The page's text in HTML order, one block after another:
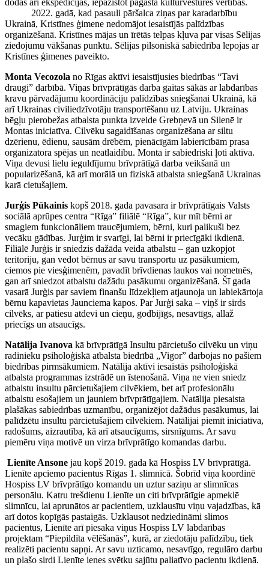
2022. gadā, kad pasauli pāršalca ziņas par karadarbību
Ukrainā, Kristīnes ģimene nedomājot iesaistījās palīdzības
organizēšanā. Kristīnes mājas un īrētās telpas kļuva par visas Sēlijas
ziedojumu vākšanas punktu. Sēlijas pilsoniskā sabiedrība lepojas ar
Kristīnes ģimenes paveikto.
Monta Vecozola no Rīgas aktīvi iesaistījusies biedrības “Tavi
draugi” darbībā. Viņas brīvprātīgās darba gaitas sākās ar labdarības
kravu pārvadājumu koordināciju palīdzības sniegšanai Ukrainā, kā
arī Ukrainas civiliedzīvotāju transportēšanu uz Latviju. Ukrainas
bēgļu pierobežas atbalsta punkta izveide Grebņevā un Silenē ir
Montas iniciatīva. Cilvēku sagaidīšanas organizēšana ar siltu
dzērienu, ēdienu, sausām drēbēm, pienācīgām labierīcībām prasa
organizatora spējas un neatlaidību. Monta ir sabiedriski ļoti aktīva.
Viņa devusi lielu ieguldījumu brīvprātīgā darba veikšanā un
popularizēšanā, kā arī morālā un fiziskā atbalsta sniegšanā Ukrainas
karā cietušajiem.
Jurģis Pūkainis kopš 2018. gada pavasara ir brīvprātīgais Valsts
sociālā aprūpes centra “Rīga” filiālē “Rīga”, kur mīt bērni ar
smagiem funkcionāliem traucējumiem, bērni, kuri palikuši bez
vecāku gādības. Jurģim ir svarīgi, lai bērni ir priecīgāki ikdienā.
Filiālē Jurģis ir sniedzis dažāda veida atbalstu – gan uzkopjot
teritoriju, gan vedot bērnus ar savu transportu uz pasākumiem,
ciemos pie viesģimenēm, pavadīt brīvdienas laukos vai nometnēs,
gan arī sniedzot atbalstu dažādu pasākumu organizēšanā. Šī gada
vasarā Jurģis par saviem finanšu līdzekļiem atjaunoja un labiekārtoja
bērnu kapavietas Jaunciema kapos. Par Jurģi saka – viņš ir sirds
cilvēks, ar patiesu atdevi un cieņu, godbijīgs, nesavtīgs, allaž
priecīgs un atsaucīgs.
Natālija Ivanova kā brīvprātīgā Insultu pārcietušo cilvēku un viņu
radinieku psiholoģiskā atbalsta biedrībā „Vigor” darbojas no pašiem
biedrības pirmsākumiem. Natālija aktīvi iesaistās psiholoģiskā
atbalsta programmas izstrādē un īstenošanā. Viņa ne vien sniedz
atbalstu insultu pārcietušajiem cilvēkiem, bet arī profesionālu
atbalstu esošajiem un jauniem brīvprātīgajiem. Natālija piesaista
plašākas sabiedrības uzmanību, organizējot dažādus pasākumus, lai
palīdzētu insultu pārcietušajiem cilvēkiem. Natālijai piemīt iniciatīva,
radošums, aizrautība, kā arī atsaucīgums, sirsnīgums. Ar savu
piemēru viņa motivē un virza brīvprātīgo komandas darbu.
Lienīte Ansone jau kopš 2019. gada kā Hospiss LV brīvprātīgā.
Lienīte apciemo pacientus Rīgas 1. slimnīcā. Šobrīd viņa koordinē
Hospiss LV brīvprātīgo komandu un uztur saziņu ar slimnīcas
personālu. Katru trešdienu Lienīte un citi brīvprātīgie apmeklē
slimnīcu, lai aprunātos ar pacientiem, uzklausītu viņu vajadzības, kā
arī dotos kopīgās pastaigās. Uzklausot nedziedināmi slimos
pacientus, Lienīte arī piesaka viņus Hospiss LV labdarības
projektam “Piepildīta vēlēšanās”, kurā, ar ziedotāju palīdzību, tiek
realizēti pacientu sapņi. Ar savu uzticamo, nesavtīgo, regulāro darbu
un plašo sirdi Lienīte ienes svētku sajūtu paliatīvo pacientu ikdienā.